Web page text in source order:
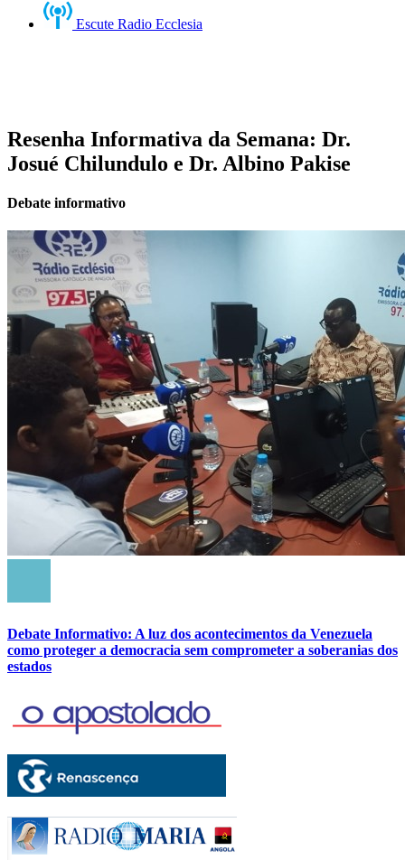
Escute Radio Ecclesia
Resenha Informativa da Semana: Dr.
Josué Chilundulo e Dr. Albino Pakise
Debate informativo
Debate Informativo: A luz dos acontecimentos da Venezuela
como proteger a democracia sem comprometer a soberanias dos
estados